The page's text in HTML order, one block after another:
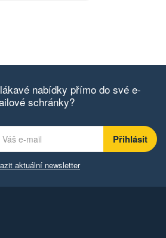
nabídky přímo do své e-
schránky?
aktuální newsletter